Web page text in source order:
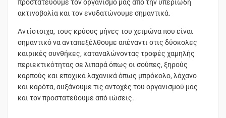
προστατεύουμε τον οργανισμό μας από την υπεριώδη
ακτινοβολία και τον ενυδατώνουμε σημαντικά.
Αντίστοιχα, τους κρύους μήνες του χειμώνα που είναι
σημαντικό να ανταπεξέλθουμε απέναντι στις δύσκολες
καιρικές συνθήκες, καταναλώνοντας τροφές χαμηλής
περιεκτικότητας σε λιπαρά όπως οι σούπες, ξηρούς
καρπούς και εποχικά λαχανικά όπως μπρόκολο, λάχανο
και καρότα, αυξάνουμε τις αντοχές του οργανισμού μας
και τον προστατεύουμε από ιώσεις.